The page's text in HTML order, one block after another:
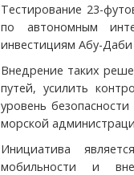
Тестирование 23-
по автономным
инвестициям Абу-
Внедрение таких
путей, усилить
уровень
морской
Инициатива
мобильности и